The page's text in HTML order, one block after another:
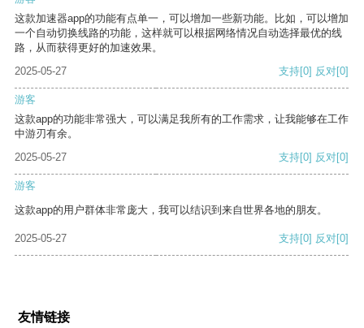
这款加速器app的功能有点单一，可以增加一些新功能。比如，可以增加
一个自动切换线路的功能，这样就可以根据网络情况自动选择最优的线
路，从而获得更好的加速效果。
2025-05-27
支持[0] 反对[0]
游客
这款app的功能非常强大，可以满足我所有的工作需求，让我能够在工作
中游刃有余。
2025-05-27
支持[0] 反对[0]
游客
这款app的用户群体非常庞大，我可以结识到来自世界各地的朋友。
2025-05-27 支持[0] 反对[0]
友情链接